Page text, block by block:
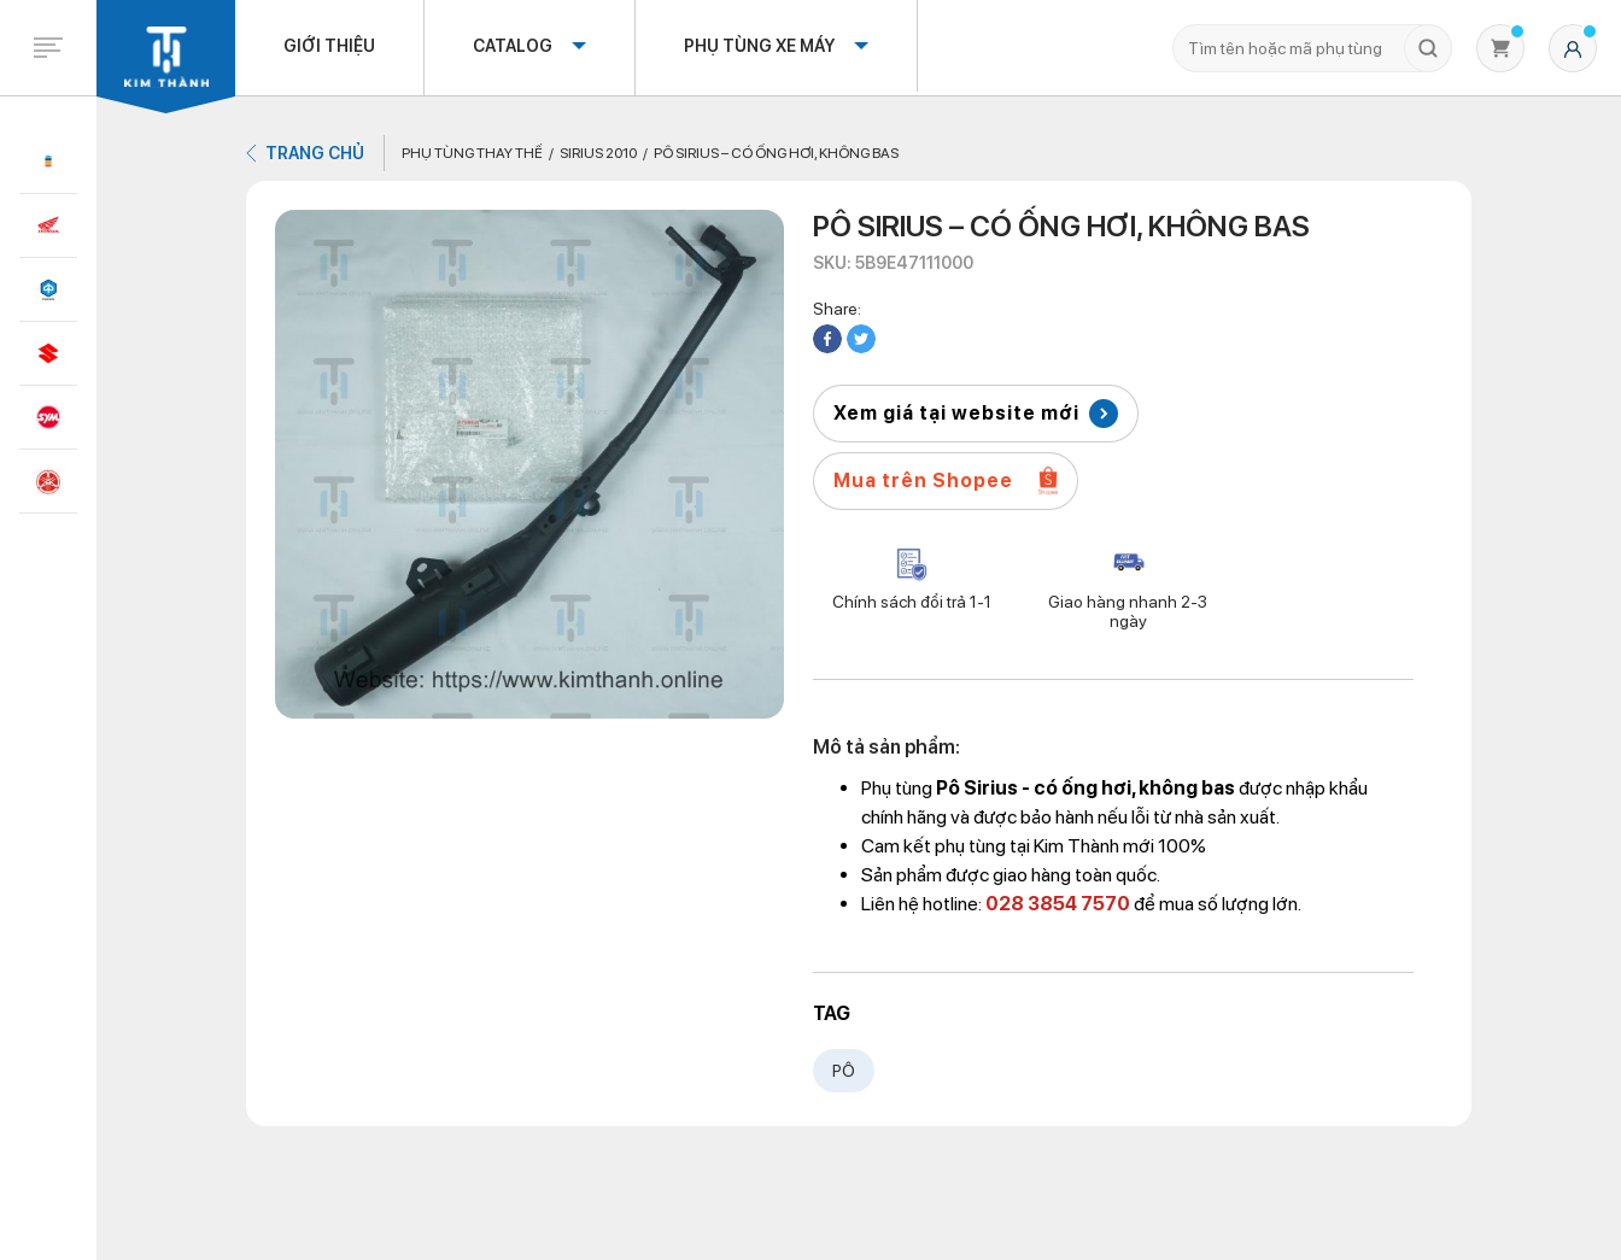
GIỚI THIỆU CATALOG PHỤ TÙNG XE MÁY
TRANG CHỦ PHỤ TÙNG THAY THẾ SIRIUS 2010 PÔ SIRIUS – CÓ ỐNG HƠI, KHÔNG BAS
PÔ SIRIUS – CÓ ỐNG HƠI, KHÔNG BAS
SKU: 5B9E47111000
Share:
Xem giá tại website mới
Mua trên Shopee
Chính sách đổi trả 1-1
Giao hàng nhanh 2-3
ngày
Mô tả sản phẩm:
Phụ tùng Pô Sirius - có ống hơi, không bas được nhập khẩu
chính hãng và được bảo hành nếu lỗi từ nhà sản xuất.
Cam kết phụ tùng tại Kim Thành mới 100%
Sản phẩm được giao hàng toàn quốc.
Liên hệ hotline: 028 3854 7570 để mua số lượng lớn.
TAG
PÔ